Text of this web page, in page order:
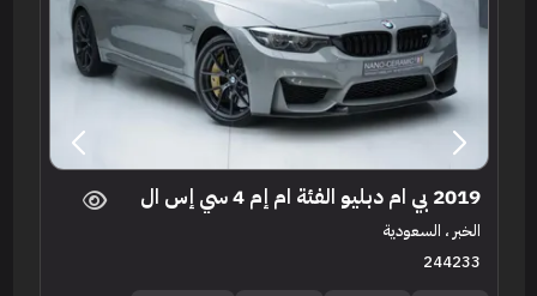
2019 بي ام دبليو الفئة ام إم 4 سي إس ال
الخبر ، السعودية
244233